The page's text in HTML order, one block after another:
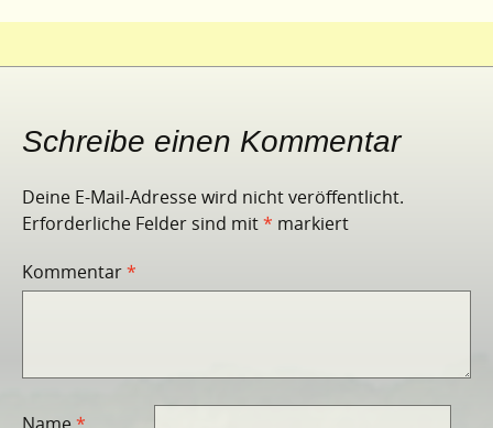
Schreibe einen Kommentar
Deine E-Mail-Adresse wird nicht veröffentlicht.
Erforderliche Felder sind mit* markiert
Kommentar*
Name*